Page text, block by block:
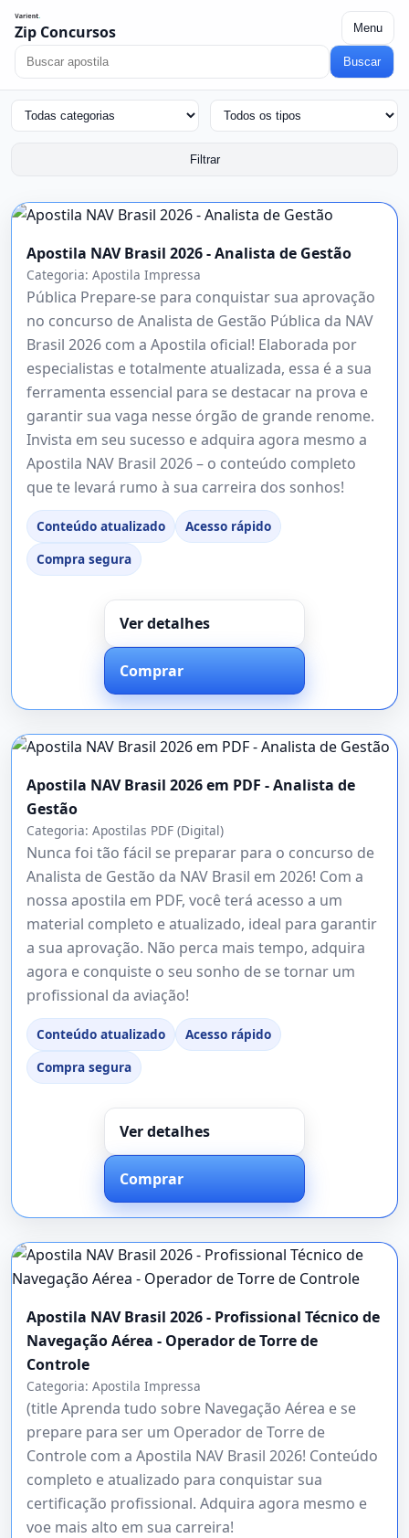
Zip Concursos Menu
Buscar
Filtrar
Apostila NAV Brasil 2026 - Analista de Gestão
Categoria: Apostila Impressa
Pública Prepare-se para conquistar sua aprovação
no concurso de Analista de Gestão Pública da NAV
Brasil 2026 com a Apostila oficial! Elaborada por
especialistas e totalmente atualizada, essa é a sua
ferramenta essencial para se destacar na prova e
garantir sua vaga nesse órgão de grande renome.
Invista em seu sucesso e adquira agora mesmo a
Apostila NAV Brasil 2026 – o conteúdo completo
que te levará rumo à sua carreira dos sonhos!
Conteúdo atualizado
Acesso rápido
Compra segura
Ver detalhes
Comprar
Apostila NAV Brasil 2026 em PDF - Analista de
Gestão
Categoria: Apostilas PDF (Digital)
Nunca foi tão fácil se preparar para o concurso de
Analista de Gestão da NAV Brasil em 2026! Com a
nossa apostila em PDF, você terá acesso a um
material completo e atualizado, ideal para garantir
a sua aprovação. Não perca mais tempo, adquira
agora e conquiste o seu sonho de se tornar um
profissional da aviação!
Conteúdo atualizado
Acesso rápido
Compra segura
Ver detalhes
Comprar
Apostila NAV Brasil 2026 - Profissional Técnico de
Navegação Aérea - Operador de Torre de
Controle
Categoria: Apostila Impressa
(title Aprenda tudo sobre Navegação Aérea e se
prepare para ser um Operador de Torre de
Controle com a Apostila NAV Brasil 2026! Conteúdo
completo e atualizado para conquistar sua
certificação profissional. Adquira agora mesmo e
voe mais alto em sua carreira!